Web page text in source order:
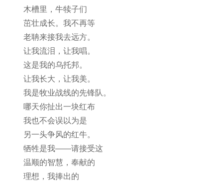
木槽里，牛犊子们
茁壮成长。我不再等
老聃来接我去远方。
让我流泪，让我唱。
这是我的乌托邦。
让我长大，让我美。
我是牧业战线的先锋队。
哪天你扯出一块红布
我也不会误以为是
另一头争风的红牛。
牺牲是我——请接受这
温顺的智慧，奉献的
理想，我捧出的